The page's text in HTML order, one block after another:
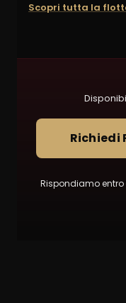
Scopri tutta la
Richiedi
Rispondiamo entro